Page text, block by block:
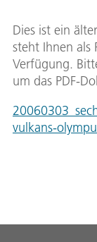
Dies ist ein
steht Ihnen als
Verfügung.
um das PDF-
vulkans-